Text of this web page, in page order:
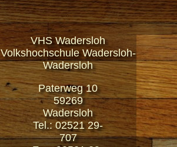
VHS Wadersloh
Volkshochschule Wadersloh-
Wadersloh
Paterweg 10
59269
Wadersloh
Tel.: 02521 29-
707